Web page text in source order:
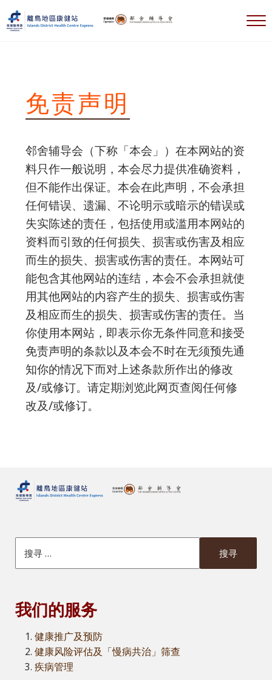
跳到主要内容
跳到标题右侧导航
跳到标题导航后
跳到网站页脚
选
免责声明
邻舍辅导会（下称「本会」）在本网站的资
料只作一般说明，本会尽力提供准确资料，
但不能作出保证。本会在此声明，不会承担
任何错误、遗漏、不论明示或暗示的错误或
失实陈述的责任，包括使用或滥用本网站的
资料而引致的任何损失、损害或伤害及相应
而生的损失、损害或伤害的责任。本网站可
能包含其他网站的连结，本会不会承担就使
用其他网站的内容产生的损失、损害或伤害
及相应而生的损失、损害或伤害的责任。当
你使用本网站，即表示你无条件同意和接受
免责声明的条款以及本会不时在无须预先通
知你的情况下而对上述条款所作出的修改
及/或修订。请定期浏览此网页查阅任何修
改及/或修订。
我们的服务
健康推广及预防
健康风险评估及「慢病共治」筛查
疾病管理